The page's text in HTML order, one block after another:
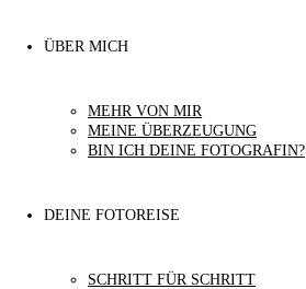
ÜBER MICH
MEHR VON MIR
MEINE ÜBERZEUGUNG
BIN ICH DEINE FOTOGRAFIN?
DEINE FOTOREISE
SCHRITT FÜR SCHRITT